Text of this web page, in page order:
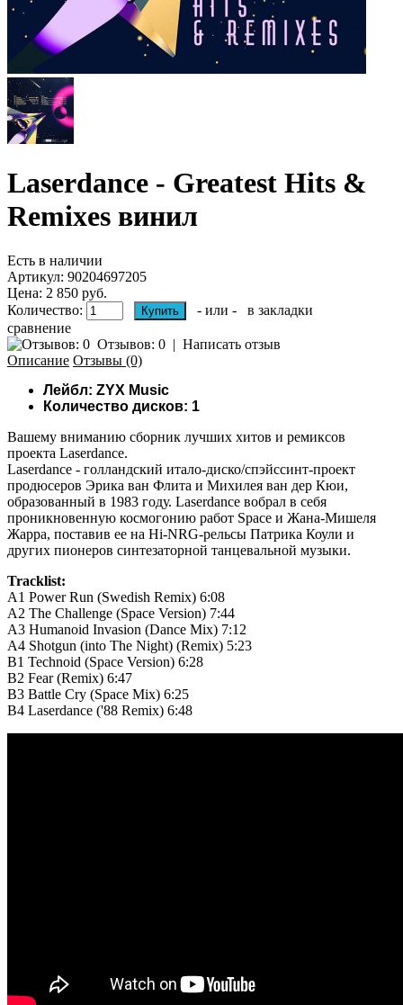
Laserdance - Greatest Hits &
Remixes винил
Есть в наличии
Артикул: 90204697205
Цена: 2 850 руб.
Количество:
- или -
в закладки
сравнение
Отзывов: 0 | Написать отзыв
Описание Отзывы (0)
Лейбл: ZYX Music
Количество дисков: 1
Вашему вниманию cборник лучших хитов и ремиксов
проекта Laserdance.
Laserdance - голландский итало-диско/спэйссинт-проект
продюсеров Эрика ван Флита и Михилея ван дер Кюи,
образованный в 1983 году. Laserdance вобрал в себя
проникновенную космогонию работ Space и Жана-Мишеля
Жарра, поставив ее на Hi-NRG-рельсы Патрика Коули и
других пионеров синтезаторной танцевальной музыки.
Tracklist:
A1 Power Run (Swedish Remix) 6:08
A2 The Challenge (Space Version) 7:44
A3 Humanoid Invasion (Dance Mix) 7:12
A4 Shotgun (into The Night) (Remix) 5:23
B1 Technoid (Space Version) 6:28
B2 Fear (Remix) 6:47
B3 Battle Cry (Space Mix) 6:25
B4 Laserdance ('88 Remix) 6:48